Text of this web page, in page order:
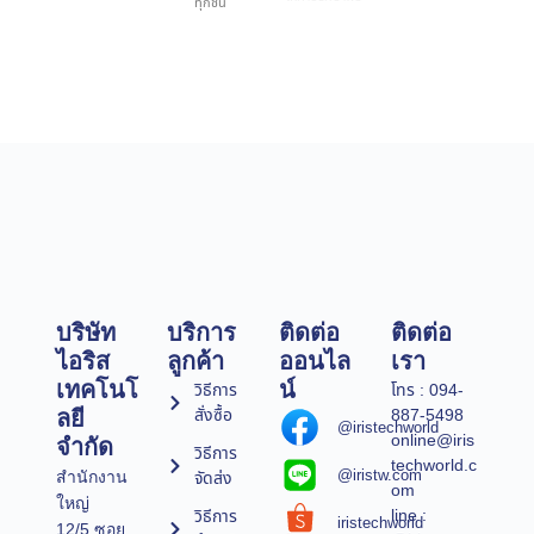
บริษัท
ไอริส
เทคโนโ
ลยี
จำกัด
สำนักงาน
ใหญ่
12/5 ซอย
บริการ
ลูกค้า
วิธีการ
สั่งซื้อ
วิธีการ
จัดส่ง
วิธีการ
ติดต่อ
ออนไล
น์
@iristechworld
@iristw.com
iristechworld
ติดต่อ
เรา
โทร : 094-
887-5498
online@iris
techworld.c
om
line :